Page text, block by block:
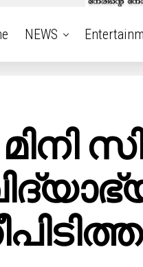
NEWS